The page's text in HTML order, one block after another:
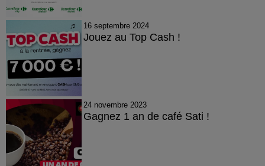
16 septembre 2024
Jouez au Top Cash !
24 novembre 2023
Gagnez 1 an de café Sati !